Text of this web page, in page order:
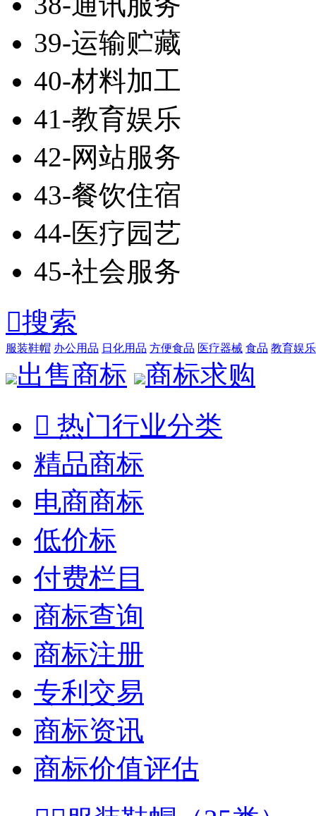
39-运输贮藏
40-材料加工
41-教育娱乐
42-网站服务
43-餐饮住宿
44-医疗园艺
45-社会服务
搜索
服装鞋帽 办公用品 日化用品 方便食品 医疗器械 食品 教育娱乐
出售商标
商标求购
 热门行业分类
精品商标
电商商标
低价标
付费栏目
商标查询
商标注册
专利交易
商标资讯
商标价值评估